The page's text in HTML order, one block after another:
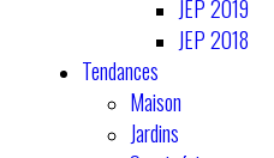
JEP 2019
JEP 2018
Tendances
Maison
Jardins